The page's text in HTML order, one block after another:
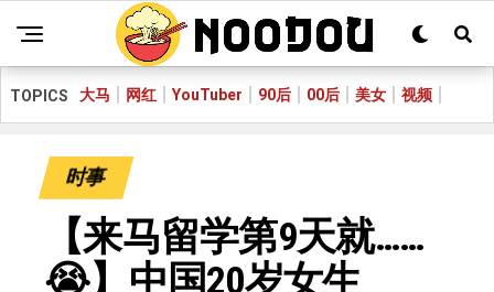
TOPICS 大马 网红 YouTuber 90后 00后 美女 视频
时事
【来马留学第9天就……
😭】中国20岁女生